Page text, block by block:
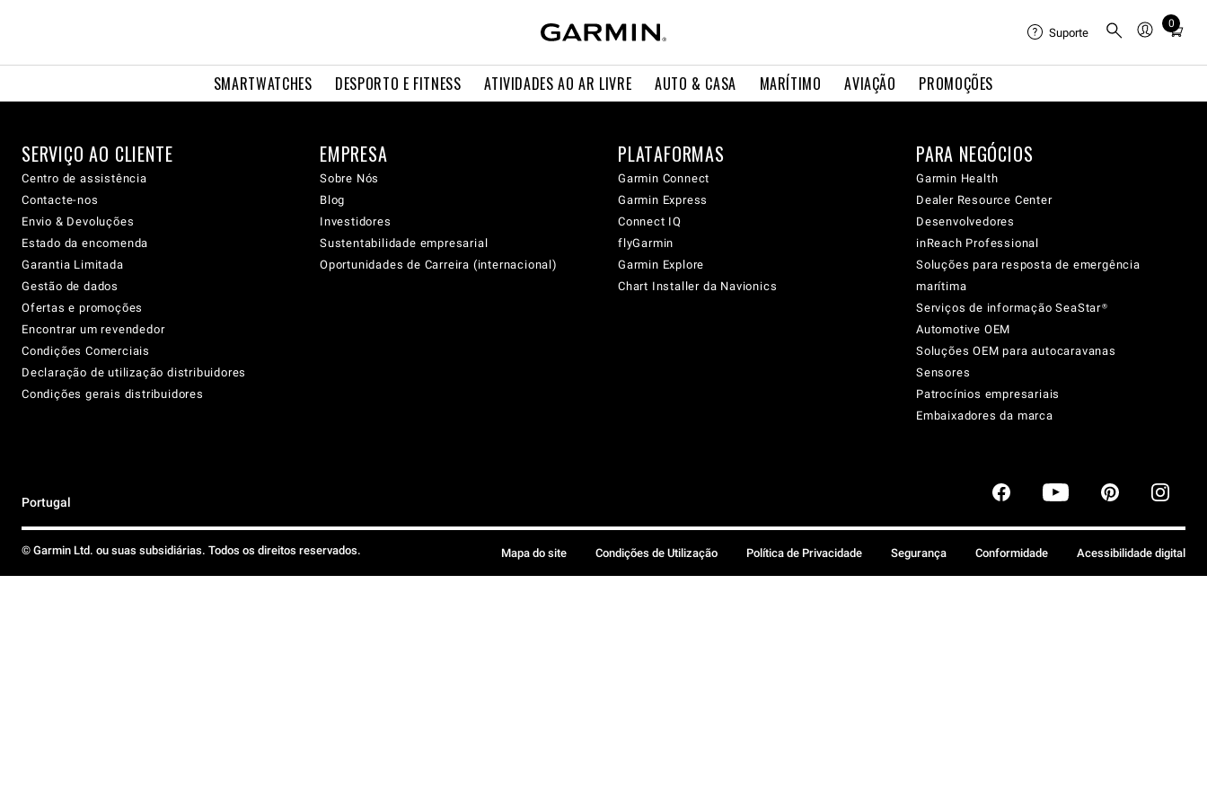
SMARTWATCHES DESPORTO E FITNESS ATIVIDADES AO AR LIVRE AUTO & CASA MARÍTIMO AVIAÇÃO PROMOÇÕES
Suporte
0
Total
cart:
SERVIÇO AO CLIENTE
Centro de assistência
Contacte-nos
Envio & Devoluções
Estado da encomenda
Garantia Limitada
Gestão de dados
Ofertas e promoções
Encontrar um revendedor
Condições Comerciais
Declaração de utilização distribuidores
Condições gerais distribuidores
EMPRESA
Sobre Nós
Blog
Investidores
Sustentabilidade empresarial
Oportunidades de Carreira (internacional)
PLATAFORMAS
Garmin Connect
Garmin Express
Connect IQ
flyGarmin
Garmin Explore
Chart Installer da Navionics
PARA NEGÓCIOS
Garmin Health
Dealer Resource Center
Desenvolvedores
inReach Professional
Soluções para resposta de emergência
marítima
Serviços de informação SeaStar®
Automotive OEM
Soluções OEM para autocaravanas
Sensores
Patrocínios empresariais
Embaixadores da marca
Portugal
© Garmin Ltd. ou suas subsidiárias. Todos os direitos reservados. Mapa do site Condições de Utilização Política de Privacidade Segurança Conformidade Acessibilidade digital